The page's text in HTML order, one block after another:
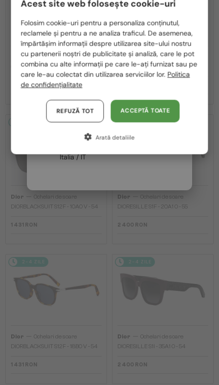
Dior—Ochelari de soare
CDIOR S1F - 35A0 D - 56
2 212 RON
Dior— Ochelari de soare
DIORB23 S4I - 64A0 V - 56
Dior
Ochelari de soare
DIORBLACKSUIT S12F - 10A0 V - 54
1 431 RON
2-4 ZILE
Dior
Ochelari de soare
DIORESILLE S1F - 20A1 O - 55
2 400 RON
2-4 ZILE
Dior
Ochelari de soare
DIORBLACKSUIT S12F - 18B0 V - 54
1 431 RON
2-4 ZILE
Dior
Ochelari de soare
DIORESILLE S1I - 35A1 O - 54
2 400 RON
România / RO
Polska / PL
Magyarország / HU
United Arab Emirates / EN
Austria / AT
Germania / DE
Franța / FR
Italia / IT
Acest site web folosește cookie-uri
Folosim cookie-uri pentru a personaliza conținutul,
reclamele și pentru a ne analiza traficul. De asemenea,
împărtășim informații despre utilizarea site-ului nostru
cu partenerii noștri de publicitate și analiză, care le pot
combina cu alte informații pe care le-ați furnizat sau pe
care le-au colectat din utilizarea serviciilor lor. Politica
de confidențialitate
ACCEPTĂ TOATE
REFUZĂ TOT
Arată detaliile